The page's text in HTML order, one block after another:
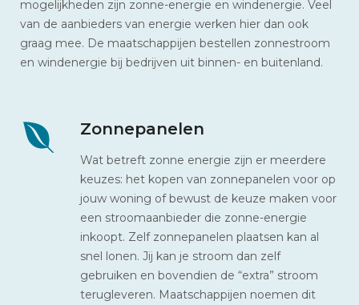
mogelijkheden zijn zonne-energie en windenergie. Veel
van de aanbieders van energie werken hier dan ook
graag mee. De maatschappijen bestellen zonnestroom
en windenergie bij bedrijven uit binnen- en buitenland.
Zonnepanelen
Wat betreft zonne energie zijn er meerdere
keuzes: het kopen van zonnepanelen voor op
jouw woning of bewust de keuze maken voor
een stroomaanbieder die zonne-energie
inkoopt. Zelf zonnepanelen plaatsen kan al
snel lonen. Jij kan je stroom dan zelf
gebruiken en bovendien de “extra” stroom
terugleveren. Maatschappijen noemen dit